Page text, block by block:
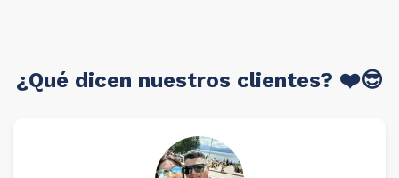
¿Qué dicen nuestros clientes? ❤️😎